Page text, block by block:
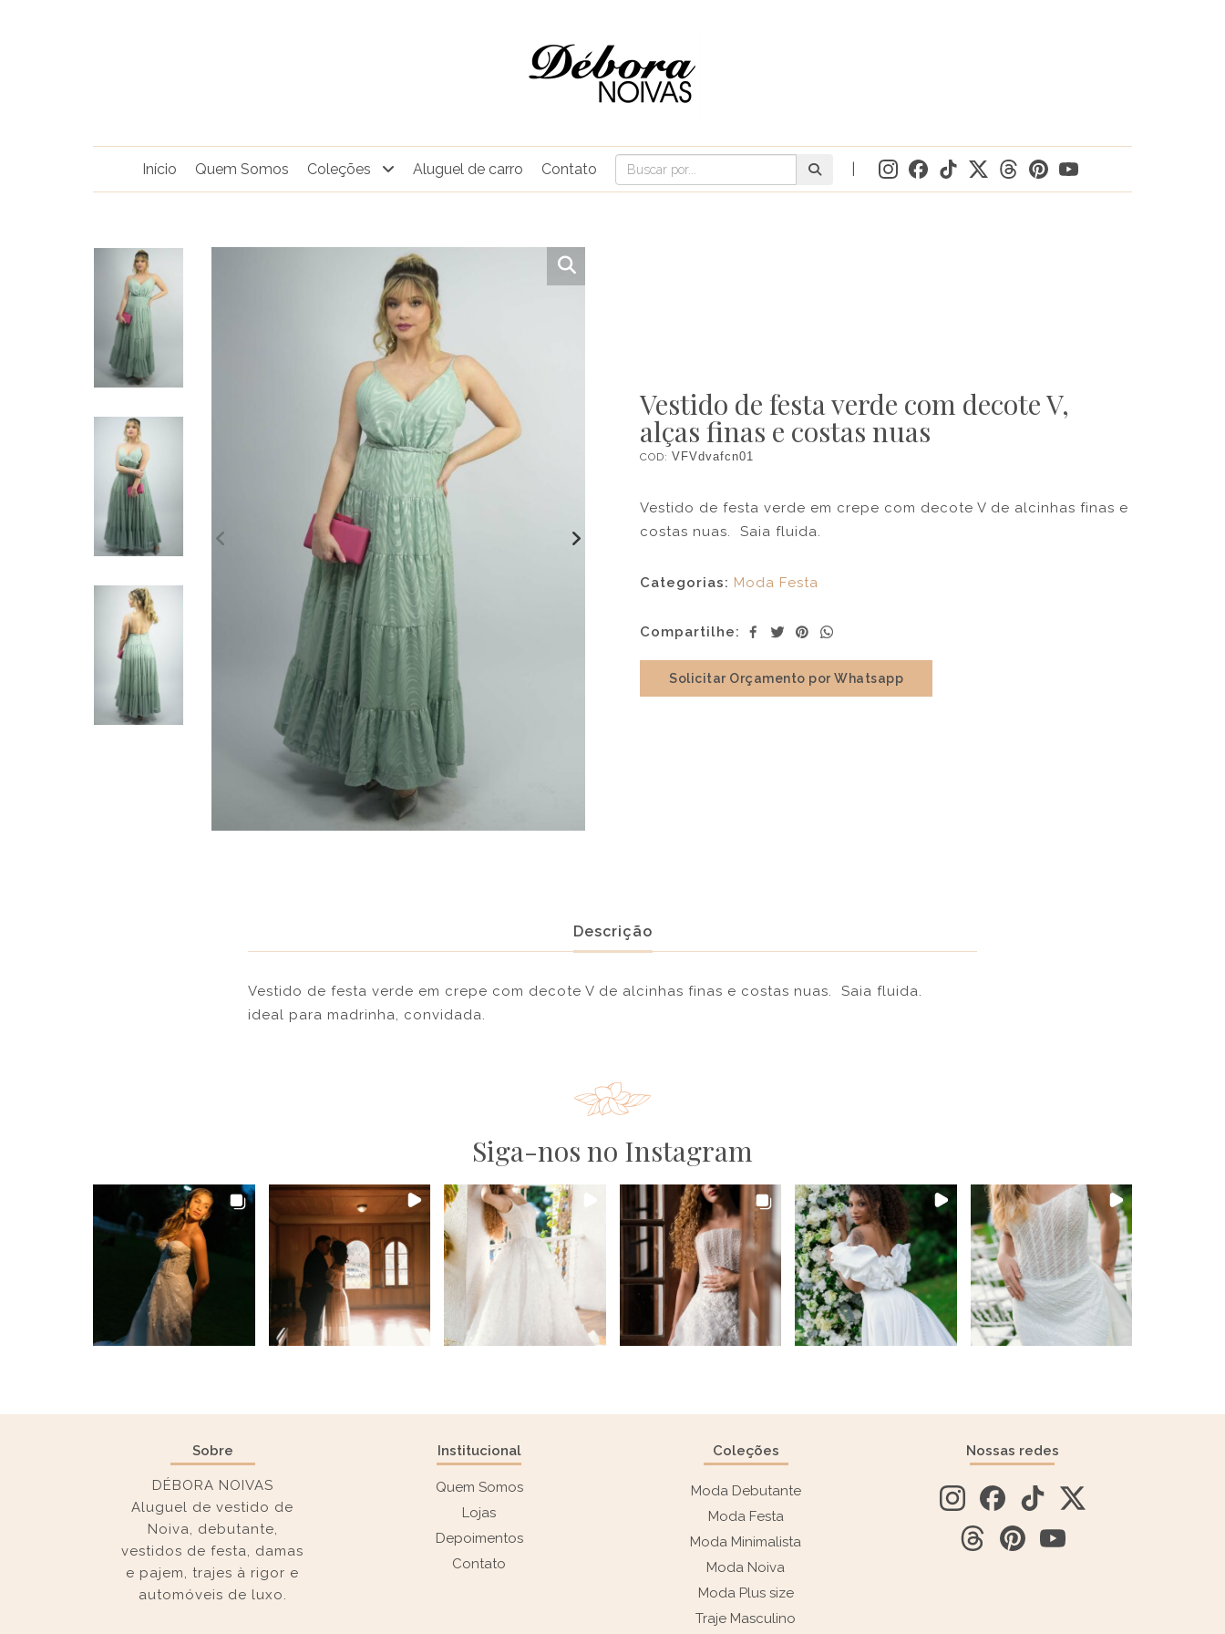
Início Quem Somos Coleções Aluguel de carro Contato
Vestido de festa verde com decote V,
alças finas e costas nuas
COD: VFVdvafcn01
Vestido de festa verde em crepe com decote V de alcinhas finas e
costas nuas. Saia fluida.
Categorias: Moda Festa
Compartilhe:
Solicitar Orçamento por Whatsapp
Descrição
Vestido de festa verde em crepe com decote V de alcinhas finas e costas nuas. Saia fluida.
ideal para madrinha, convidada.
Siga-nos no Instagram
Sobre
DÉBORA NOIVAS
Aluguel de vestido de
Noiva, debutante,
vestidos de festa, damas
e pajem, trajes à rigor e
automóveis de luxo.
Institucional
Quem Somos
Lojas
Depoimentos
Contato
Coleções
Moda Debutante
Moda Festa
Moda Minimalista
Moda Noiva
Moda Plus size
Traje Masculino
Nossas redes